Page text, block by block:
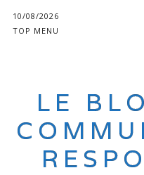
10/08/2026
TOP MENU
LE